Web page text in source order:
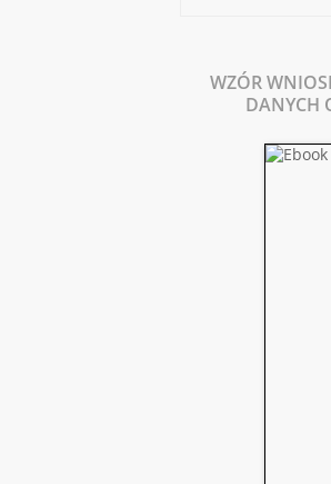
WZÓR
DANYCH